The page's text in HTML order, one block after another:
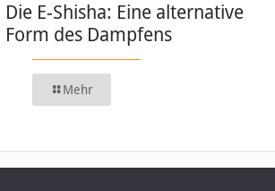
Die E-Shisha: Eine alternative
Form des Dampfens
Mehr